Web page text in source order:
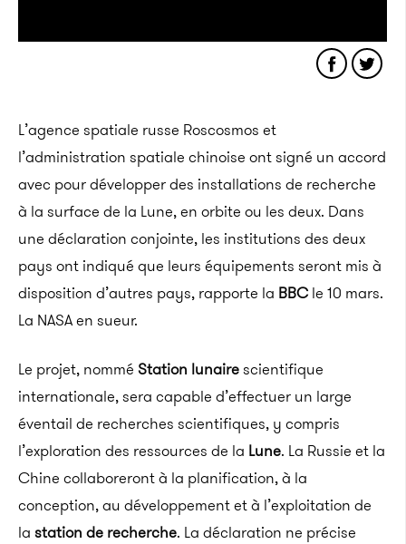
L’agence spatiale russe Roscosmos et
l’administration spatiale chinoise ont signé un accord
avec pour développer des installations de recherche
à la surface de la Lune, en orbite ou les deux. Dans
une déclaration conjointe, les institutions des deux
pays ont indiqué que leurs équipements seront mis à
disposition d’autres pays, rapporte la BBC le 10 mars.
La NASA en sueur.
Le projet, nommé Station lunairescientifique
internationale, sera capable d’effectuer un large
éventail de recherches scientifiques, y compris
l’exploration des ressources de la Lune. La Russie et la
Chine collaboreront à la planification, à la
conception, au développement et à l’exploitation de
la station de recherche. La déclaration ne précise